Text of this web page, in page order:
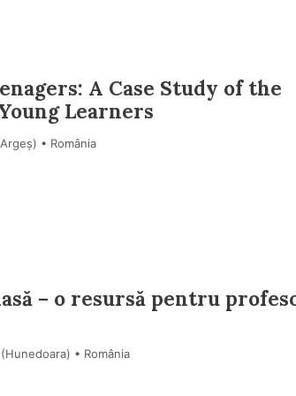
A Case Study of the
Learners
• România
– o resursă pentru
• România